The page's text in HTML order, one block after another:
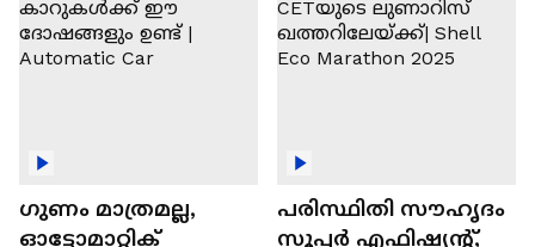
ഗുണം മാത്രമല്ല,
ഓട്ടോമാറ്റിക്
പരിസ്ഥിതി സൗഹൃദം
സൂപ്പർ എഫിഷ്യന്റ്,